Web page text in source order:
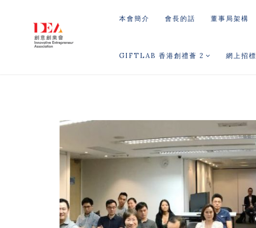
本會簡介 會長的話 董事局架構
GIFTLAB 香港創禮薈 2 網上招標